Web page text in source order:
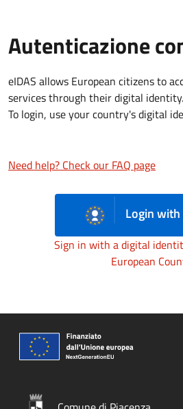
Autenticazione
eIDAS allows European citizens to
services through their digital identity.
To login, use your country's digital
Need help? Check our FAQ page
Login with
Sign in with a digital
European